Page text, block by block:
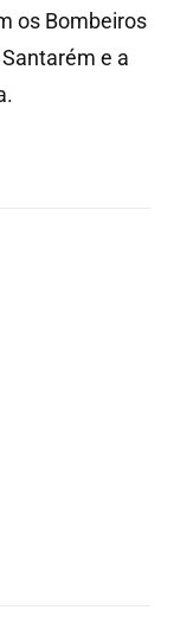
os Bombeiros
e a